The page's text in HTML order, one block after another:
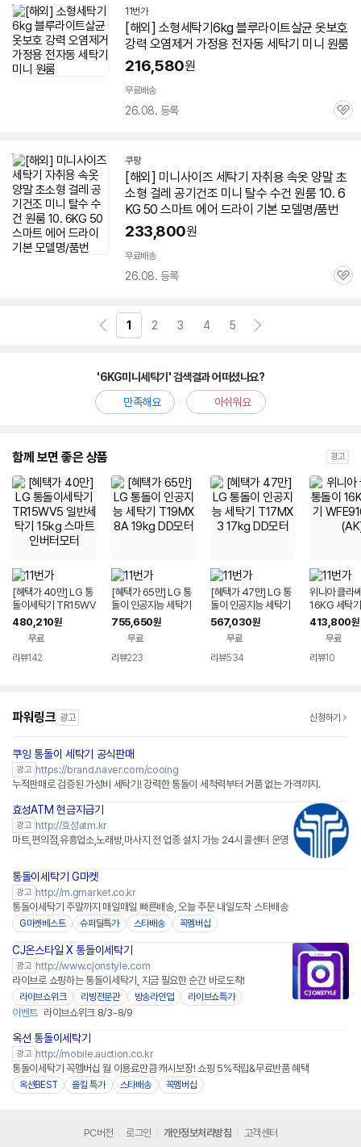
11번가
[해외] 소형세탁기6kg 블루라이트살균 옷보호
강력 오염제거 가정용 전자동 세탁기 미니 원룸
216,580원
무료배송
26.08. 등록
관
쿠팡
[해외] 미니사이즈 세탁기 자취용 속옷 양말 초
소형 걸레 공기건조 미니 탈수 수건 원룸 10. 6
KG 50 스마트 에어 드라이 기본 모델명/품번
233,800원
무료배송
26.08. 등록
관
1 2 3 4 5
'6KG미니세탁기' 검색결과 어떠셨나요?
만족해요
아쉬워요
함께 보면 좋은 상품 광고
[혜택가 40만] LG 통
돌이세탁기 TR15WV
5 일반세탁기 15kg 스
마트 인버터모터
480,210원
무료
리뷰142
[혜택가 65만] LG 통
돌이 인공지능 세탁기
T19MX8A 19kg DD
755,650원
무료
리뷰223
[혜택가 47만] LG 통
돌이 인공지능 세탁기
T17MX3 17kg DD
567,030원
무료
리뷰534
위니아 클라
16KG 세탁
6SWA(AK)
413,800원
무료
리뷰10
파워링크 광고 신청하기
쿠잉 통돌이 세탁기 공식판매
광고 https://brand.naver.com/cooing
누적판매로 검증된 가성비 세탁기! 강력한 통돌이 세척력부터 거품 없는 가격까지.
효성ATM 현금지급기
광고 http://효성atm.kr
마트,편의점,유흥업소,노래방,마사지 전 업종 설치 가능 24시콜센터 운영
통돌이세탁기 G마켓
광고 http://m.gmarket.co.kr
통돌이세탁기 주말까지 매일매일 빠른배송, 오늘 주문 내일도착 스타배송
G마켓베스트 슈퍼딜특가 스타배송 꼭멤버십
CJ온스타일 X 통돌이세탁기
광고 http://www.cjonstyle.com
라이브로 쇼핑하는 통돌이세탁기, 지금 필요한 순간 바로도착!
라이브쇼위크 리빙전문관 방송라인업 라이브쇼특가
이벤트 라이브쇼위크 8/3-8/9
옥션 통돌이세탁기
광고 http://mobile.auction.co.kr
통돌이세탁기 꼭멤버십 월 이용료만큼 캐시보장! 쇼핑 5%적립&무료반품 혜택
옥션BEST 올킬 특가 스타배송 꼭멤버십
PC버전 로그인 개인정보처리방침 고객센터